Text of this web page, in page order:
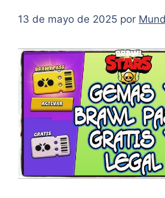
13 de mayo de 2025 por